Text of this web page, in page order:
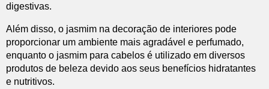
digestivas.
Além disso, o jasmim na decoração de interiores pode
proporcionar um ambiente mais agradável e perfumado,
enquanto o jasmim para cabelos é utilizado em diversos
produtos de beleza devido aos seus benefícios hidratantes
e nutritivos.